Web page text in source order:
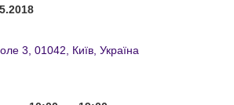
3, 01042, Київ, Україна